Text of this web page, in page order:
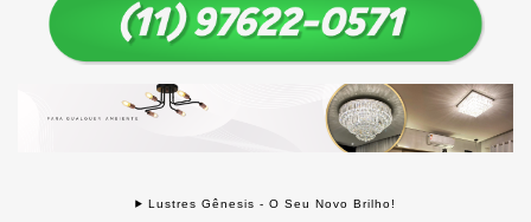
Lustres Gênesis - O Seu Novo Brilho!